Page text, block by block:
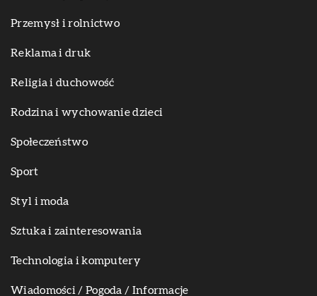
Przemysł i rolnictwo
Reklama i druk
Religia i duchowość
Rodzina i wychowanie dzieci
Społeczeństwo
Sport
Styl i moda
Sztuka i zainteresowania
Technologia i komputery
Wiadomości / Pogoda / Informacje